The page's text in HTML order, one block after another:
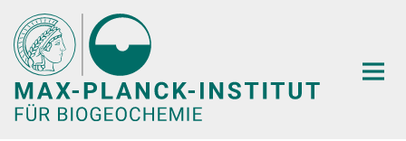
Hauptinhalt